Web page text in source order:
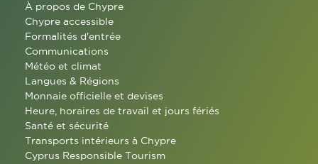
À propos de Chypre
Chypre accessible
Formalités d'entrée
Communications
Météo et climat
Langues & Régions
Monnaie officielle et devises
Heure, horaires de travail et jours fériés
Santé et sécurité
Transports intérieurs à Chypre
Cyprus Responsible Tourism